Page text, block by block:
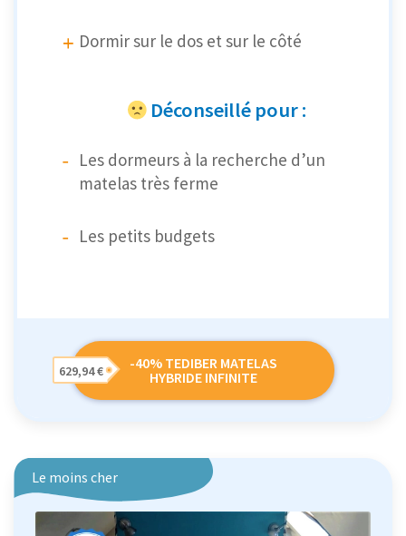
Dormir sur le dos et sur le côté
Déconseillé pour :
Les dormeurs à la recherche d’un
matelas très ferme
Les petits budgets
-40% TEDIBER MATELAS
HYBRIDE INFINITE
629,94 €
Le moins cher